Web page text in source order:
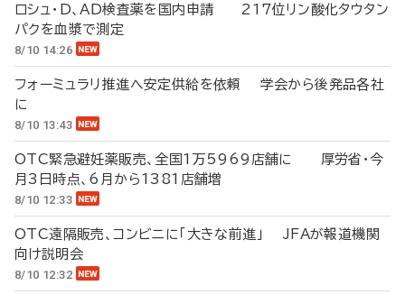
ロシュ・D、AD検査薬を国内申請 217位リン酸化タウタン
パクを血漿で測定
8/10 14:26
フォーミュラリ推進へ安定供給を依頼 学会から後発品各社
に
8/10 13:43
OTC緊急避妊薬販売、全国1万5969店舗に 厚労省・今
月3日時点、6月から1381店舗増
8/10 12:33
OTC遠隔販売、コンビニに「大きな前進」 JFAが報道機関
向け説明会
8/10 12:32